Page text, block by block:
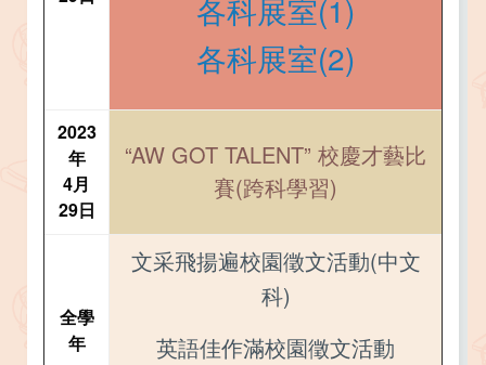
各科展室(1)
各科展室(2)
2023
年
4月
29日
“AW GOT TALENT” 校慶才藝比
賽(跨科學習)
全學
年
文采飛揚遍校園徵文活動(中文
科)
英語佳作滿校園徵文活動